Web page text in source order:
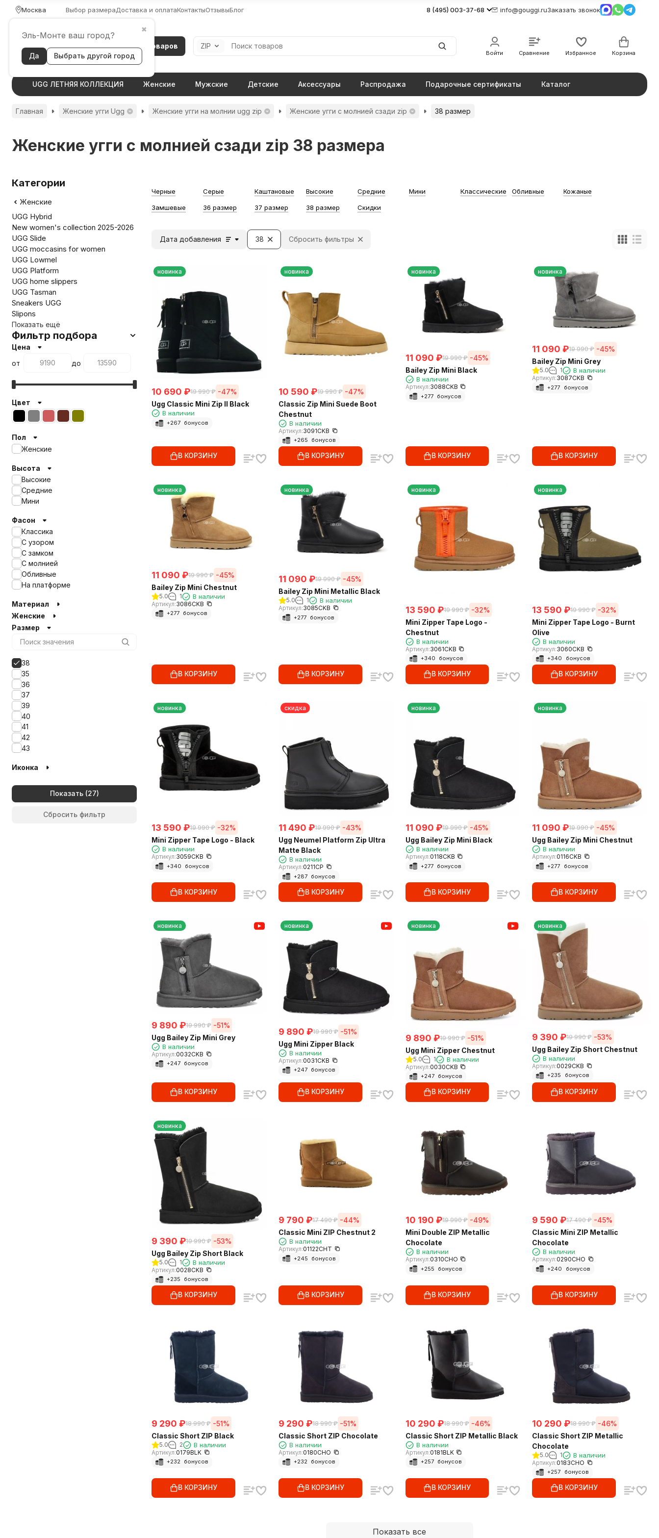
Москва
✖
Эль-Монте ваш город?
Да Выбрать другой город
Выбор размераДоставка и оплатаКонтактыОтзывыБлог 8 (495) 003-37-68 info@gouggi.ruЗаказать звонок
Каталог товаров ZIP
Войти Сравнение Избранное Корзина
UGG ЛЕТНЯЯ КОЛЛЕКЦИЯ Женские Мужские Детские Аксессуары Распродажа Подарочные сертификаты Каталог
Главная Женские угги Ugg Женские угги на молнии ugg zip Женские угги с молнией сзади zip 38 размер
Женские угги с молнией сзади zip 38 размера
Черные Серые Каштановые Высокие Средние Мини Классические Обливные Кожаные
Замшевые 36 размер 37 размер 38 размер Скидки
Дата добавления 38 Сбросить фильтры
новинка
10 690 ₽19 990 ₽ -47%
Ugg Classic Mini Zip II Black
В наличии
+267 бонусов
В КОРЗИНУ
новинка
10 590 ₽19 990 ₽ -47%
Classic Zip Mini Suede Boot
Chestnut
В наличии
Артикул:3091CKB
+265 бонусов
В КОРЗИНУ
новинка
11 090 ₽19 990 ₽ -45%
Bailey Zip Mini Black
В наличии
Артикул:3088CKB
+277 бонусов
В КОРЗИНУ
новинка
11 090 ₽19 990 ₽ -45%
Bailey Zip Mini Grey
5.0 1 В наличии
Артикул:3087CKB
+277 бонусов
В КОРЗИНУ
новинка
11 090 ₽19 990 ₽ -45%
Bailey Zip Mini Chestnut
5.0 1 В наличии
Артикул:3086CKB
+277 бонусов
В КОРЗИНУ
новинка
11 090 ₽19 990 ₽ -45%
Bailey Zip Mini Metallic Black
5.0 1 В наличии
Артикул:3085CKB
+277 бонусов
В КОРЗИНУ
новинка
13 590 ₽19 990 ₽ -32%
Mini Zipper Tape Logo -
Chestnut
В наличии
Артикул:3061CKB
+340 бонусов
В КОРЗИНУ
новинка
13 590 ₽19 990 ₽ -32%
Mini Zipper Tape Logo - Burnt
Olive
В наличии
Артикул:3060CKB
+340 бонусов
В КОРЗИНУ
новинка
13 590 ₽19 990 ₽ -32%
Mini Zipper Tape Logo - Black
В наличии
Артикул:3059CKB
+340 бонусов
В КОРЗИНУ
скидка
11 490 ₽19 990 ₽ -43%
Ugg Neumel Platform Zip Ultra
Matte Black
В наличии
Артикул:0211CP
+287 бонусов
В КОРЗИНУ
новинка
11 090 ₽19 990 ₽ -45%
Ugg Bailey Zip Mini Black
В наличии
Артикул:0118CKB
+277 бонусов
В КОРЗИНУ
новинка
11 090 ₽19 990 ₽ -45%
Ugg Bailey Zip Mini Chestnut
В наличии
Артикул:0116CKB
+277 бонусов
В КОРЗИНУ
новинка
9 890 ₽19 990 ₽ -51%
Ugg Bailey Zip Mini Grey
В наличии
Артикул:0032CKB
+247 бонусов
В КОРЗИНУ
новинка
9 890 ₽19 990 ₽ -51%
Ugg Mini Zipper Black
В наличии
Артикул:0031CKB
+247 бонусов
В КОРЗИНУ
новинка
9 890 ₽19 990 ₽ -51%
Ugg Mini Zipper Chestnut
5.0 1 В наличии
Артикул:0030CKB
+247 бонусов
В КОРЗИНУ
новинка
9 390 ₽19 990 ₽ -53%
Ugg Bailey Zip Short Chestnut
В наличии
Артикул:0029CKB
+235 бонусов
В КОРЗИНУ
новинка
9 390 ₽19 990 ₽ -53%
Ugg Bailey Zip Short Black
5.0 1 В наличии
Артикул:0028CKB
+235 бонусов
В КОРЗИНУ
9 790 ₽17 490 ₽ -44%
Classic Mini ZIP Chestnut 2
В наличии
Артикул:01122CHT
+245 бонусов
В КОРЗИНУ
10 190 ₽19 990 ₽ -49%
Mini Double ZIP Metallic
Chocolate
В наличии
Артикул:0310CHO
+255 бонусов
В КОРЗИНУ
9 590 ₽17 490 ₽ -45%
Classic Mini ZIP Metallic
Chocolate
В наличии
Артикул:0290CHO
+240 бонусов
В КОРЗИНУ
9 290 ₽18 990 ₽ -51%
Classic Short ZIP Black
5.0 2 В наличии
Артикул:0179BLK
+232 бонусов
В КОРЗИНУ
9 290 ₽18 990 ₽ -51%
Classic Short ZIP Chocolate
В наличии
Артикул:0180CHO
+232 бонусов
В КОРЗИНУ
10 290 ₽18 990 ₽ -46%
Classic Short ZIP Metallic Black
В наличии
Артикул:0181BLK
+257 бонусов
В КОРЗИНУ
10 290 ₽18 990 ₽ -46%
Classic Short ZIP Metallic
Chocolate
5.0 1 В наличии
Артикул:0183CHO
+257 бонусов
В КОРЗИНУ
Показать все
Категории
Женские
UGG Hybrid
New women's collection 2025-2026
UGG Slide
UGG moccasins for women
UGG Lowmel
UGG Platform
UGG home slippers
UGG Tasman
Sneakers UGG
Slipons
Показать ещё
Фильтр подбора
Цена
от
до
Цвет
Пол
Женские
Высота
Высокие
Средние
Мини
Фасон
Классика
С узором
С замком
С молнией
Обливные
На платформе
Материал
Женские
Размер
35
36
37
38
39
40
41
42
43
Иконка
Показать
Сбросить фильтр